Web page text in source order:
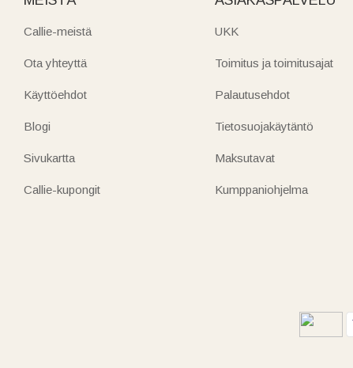
Callie-meistä
Ota yhteyttä
Käyttöehdot
Blogi
Sivukartta
Callie-kupongit
UKK
Toimitus ja toimitusajat
Palautusehdot
Tietosuojakäytäntö
Maksutavat
Kumppaniohjelma